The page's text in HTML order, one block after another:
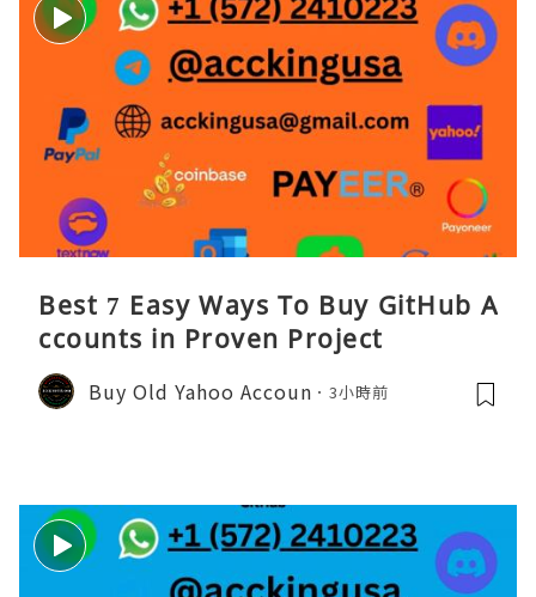
Best 7 Easy Ways To Buy GitHub A
ccounts in Proven Project
Buy Old Yahoo Accoun 3小時前